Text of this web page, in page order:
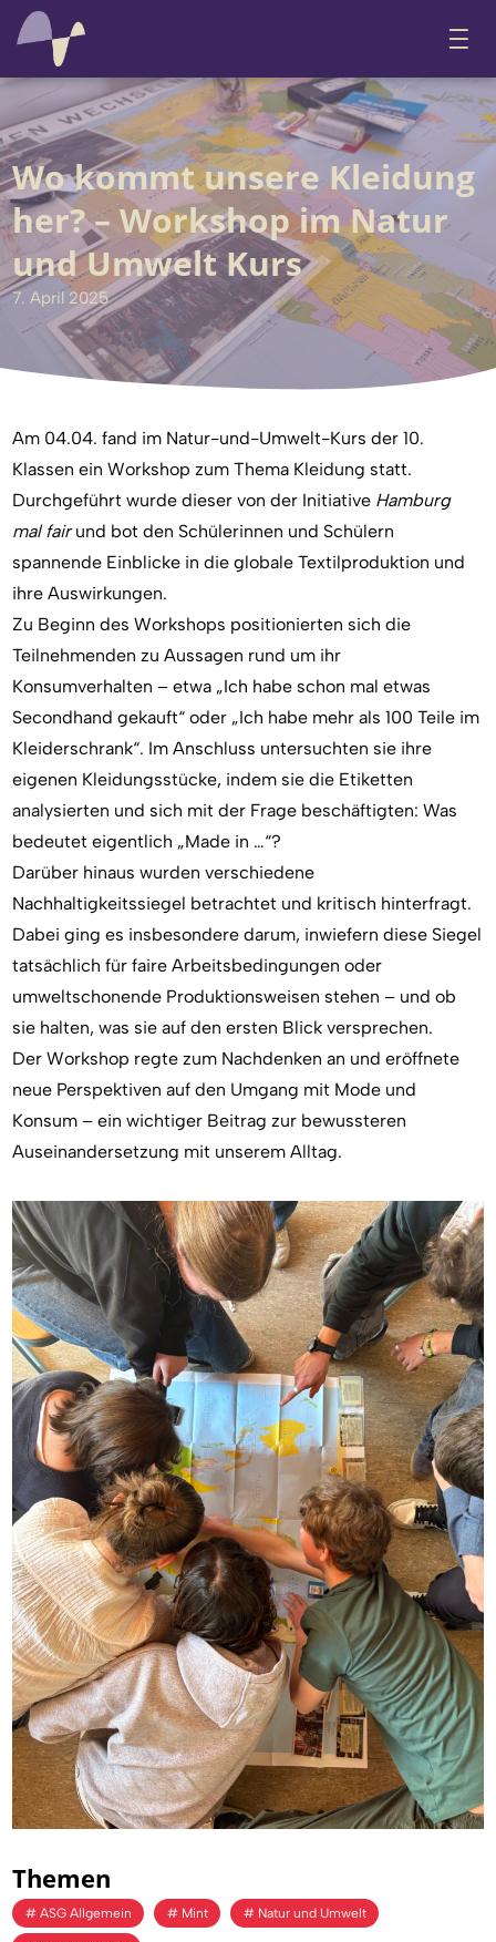
Wo kommt unsere Kleidung
her? – Workshop im Natur
und Umwelt Kurs
7. April 2025
Am 04.04. fand im Natur-und-Umwelt-Kurs der 10.
Klassen ein Workshop zum Thema Kleidung statt.
Durchgeführt wurde dieser von der Initiative Hamburg
mal fairund bot den Schülerinnen und Schülern
spannende Einblicke in die globale Textilproduktion und
ihre Auswirkungen.
Zu Beginn des Workshops positionierten sich die
Teilnehmenden zu Aussagen rund um ihr
Konsumverhalten – etwa „Ich habe schon mal etwas
Secondhand gekauft“ oder „Ich habe mehr als 100 Teile im
Kleiderschrank“. Im Anschluss untersuchten sie ihre
eigenen Kleidungsstücke, indem sie die Etiketten
analysierten und sich mit der Frage beschäftigten: Was
bedeutet eigentlich „Made in …“?
Darüber hinaus wurden verschiedene
Nachhaltigkeitssiegel betrachtet und kritisch hinterfragt.
Dabei ging es insbesondere darum, inwiefern diese Siegel
tatsächlich für faire Arbeitsbedingungen oder
umweltschonende Produktionsweisen stehen – und ob
sie halten, was sie auf den ersten Blick versprechen.
Der Workshop regte zum Nachdenken an und eröffnete
neue Perspektiven auf den Umgang mit Mode und
Konsum – ein wichtiger Beitrag zur bewussteren
Auseinandersetzung mit unserem Alltag.
Themen
ASG Allgemein Mint Natur und Umwelt